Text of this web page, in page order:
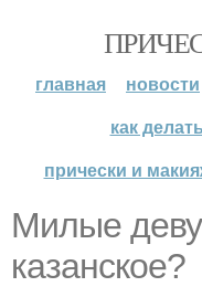
главная новости
как
прически и
Милые
казанское?